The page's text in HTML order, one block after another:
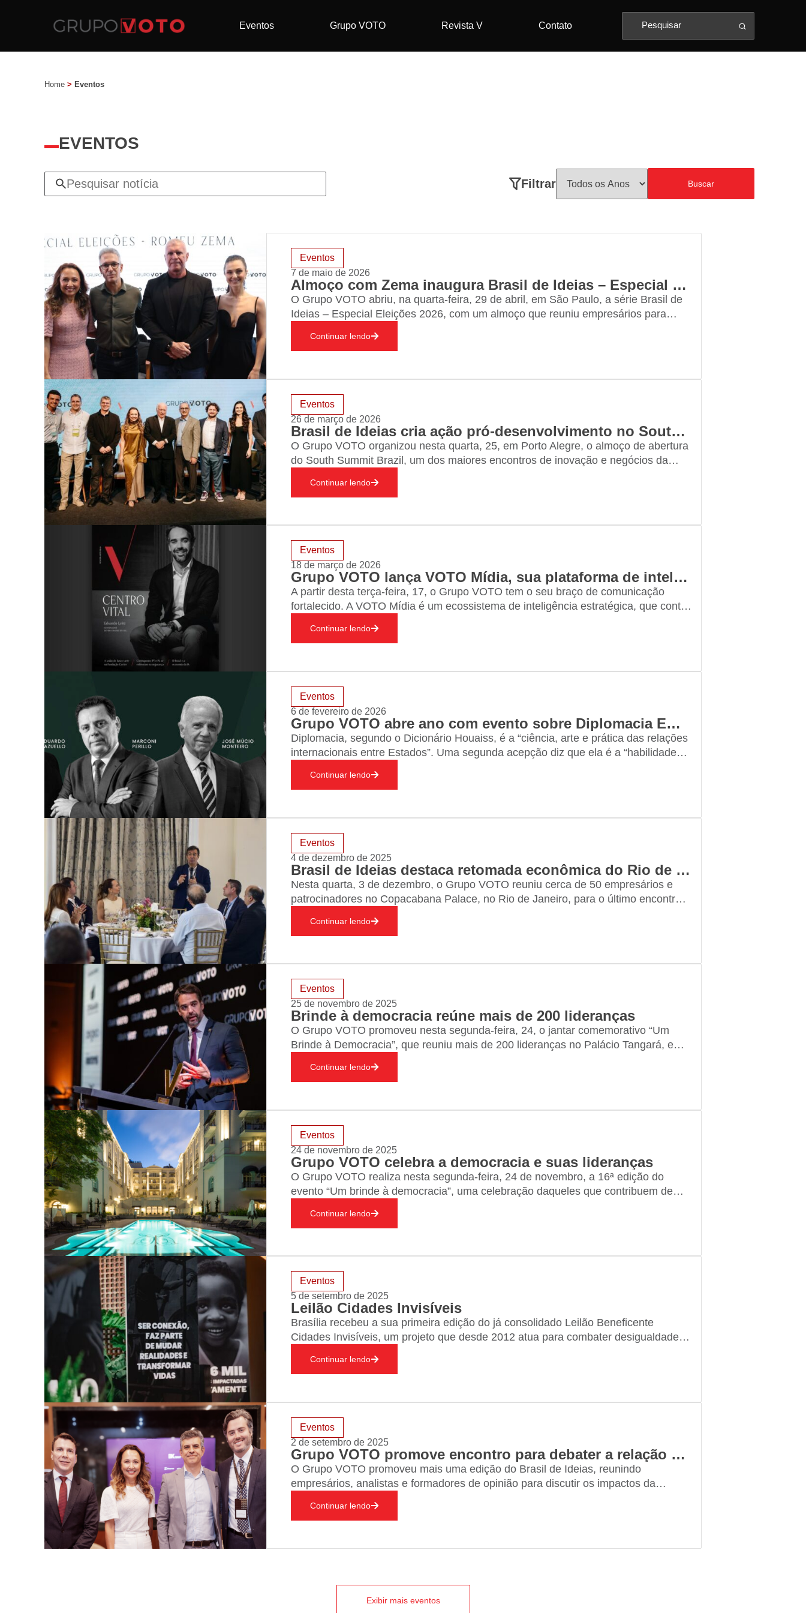
Eventos Grupo VOTO Revista V Contato
Home > Eventos
EVENTOS
Filtrar Buscar
Eventos
7 de maio de 2026
Almoço com Zema inaugura Brasil de Ideias – Especial Eleições 2026
O Grupo VOTO abriu, na quarta-feira, 29 de abril, em São Paulo, a série Brasil de
Ideias – Especial Eleições 2026, com um almoço que reuniu empresários para
Romeu…
Continuar lendo
Eventos
26 de março de 2026
Brasil de Ideias cria ação pró-desenvolvimento no South Summit
O Grupo VOTO organizou nesta quarta, 25, em Porto Alegre, o almoço de abertura
do South Summit Brazil, um dos maiores encontros de inovação e negócios da
Continuar lendo
Eventos
18 de março de 2026
Grupo VOTO lança VOTO Mídia, sua plataforma de inteligência estratégica
A partir desta terça-feira, 17, o Grupo VOTO tem o seu braço de comunicação
fortalecido. A VOTO Mídia é um ecossistema de inteligência estratégica, que conta
novas redes sociais. O…
Continuar lendo
Eventos
6 de fevereiro de 2026
Grupo VOTO abre ano com evento sobre Diplomacia Empresarial
Diplomacia, segundo o Dicionário Houaiss, é a “ciência, arte e prática das relações
internacionais entre Estados”. Uma segunda acepção diz que ela é a “habilidade
grande dicionário, mas,…
Continuar lendo
Eventos
4 de dezembro de 2025
Brasil de Ideias destaca retomada econômica do Rio de Janeiro
Nesta quarta, 3 de dezembro, o Grupo VOTO reuniu cerca de 50 empresários e
patrocinadores no Copacabana Palace, no Rio de Janeiro, para o último encontro
Continuar lendo
Eventos
25 de novembro de 2025
Brinde à democracia reúne mais de 200 lideranças
O Grupo VOTO promoveu nesta segunda-feira, 24, o jantar comemorativo “Um
Brinde à Democracia”, que reuniu mais de 200 lideranças no Palácio Tangará, em
como empreendedorismo social e…
Continuar lendo
Eventos
24 de novembro de 2025
Grupo VOTO celebra a democracia e suas lideranças
O Grupo VOTO realiza nesta segunda-feira, 24 de novembro, a 16ª edição do
evento “Um brinde à democracia”, uma celebração daqueles que contribuem de
Palácio Tangará, em São…
Continuar lendo
Eventos
5 de setembro de 2025
Leilão Cidades Invisíveis
Brasília recebeu a sua primeira edição do já consolidado Leilão Beneficente
Cidades Invisíveis, um projeto que desde 2012 atua para combater desigualdades
São mais de 100 mil pessoas…
Continuar lendo
Eventos
2 de setembro de 2025
Grupo VOTO promove encontro para debater a relação Brasil–Estados Unidos
O Grupo VOTO promoveu mais uma edição do Brasil de Ideias, reunindo
empresários, analistas e formadores de opinião para discutir os impactos da
teve como debatedores Fernando Brigidi, especialista…
Continuar lendo
Exibir mais eventos